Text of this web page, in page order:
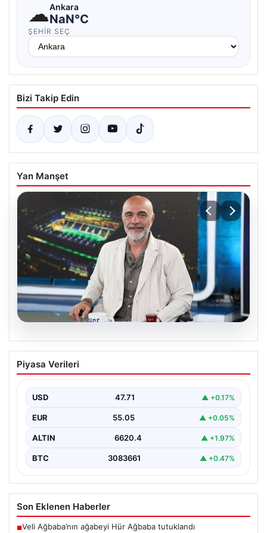
☁Ankara
NaN°C
ŞEHIR SEÇ
Bizi Takip Edin
Yan Manşet
05.08.2026
Fenerbahçe’de Cihan Kamer’den
Transfer Haberi: Forvet İçin Kritik Tarih
Fenerbahçe’nin futbol şubelerinden sorumlu
gerçekleşen Sturm Graz…
Piyasa Verileri
USD 47.71 ▲ +0.17%
EUR 55.05 ▲ +0.05%
ALTIN 6620.4 ▲ +1.97%
BTC 3083661 ▲ +0.47%
Son Eklenen Haberler
■Veli Ağbaba’nın ağabeyi Hür Ağbaba tutuklandı